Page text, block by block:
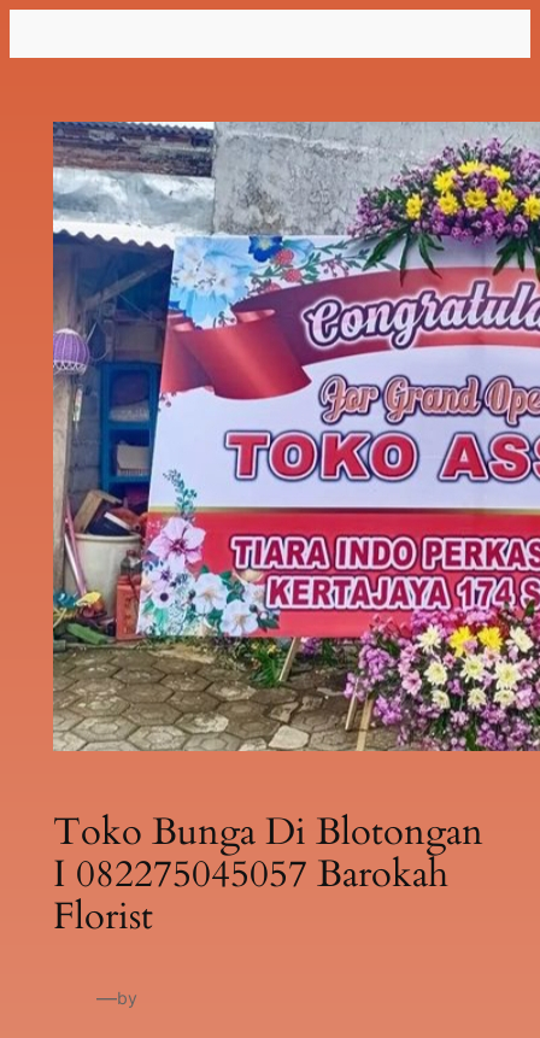
ke
Toko Bunga Di Blotongan
I 082275045057 Barokah
Florist
—by